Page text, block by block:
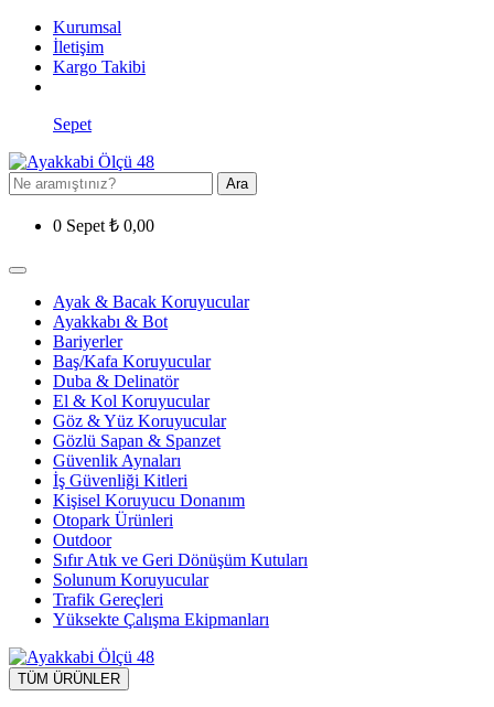
Kurumsal
İletişim
Kargo Takibi
Sepet
Ara
0 Sepet ₺ 0,00
Ayak & Bacak Koruyucular
Ayakkabı & Bot
Bariyerler
Baş/Kafa Koruyucular
Duba & Delinatör
El & Kol Koruyucular
Göz & Yüz Koruyucular
Gözlü Sapan & Spanzet
Güvenlik Aynaları
İş Güvenliği Kitleri
Kişisel Koruyucu Donanım
Otopark Ürünleri
Outdoor
Sıfır Atık ve Geri Dönüşüm Kutuları
Solunum Koruyucular
Trafik Gereçleri
Yüksekte Çalışma Ekipmanları
TÜM ÜRÜNLER